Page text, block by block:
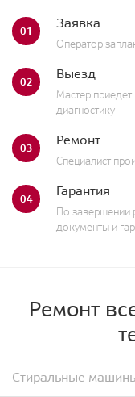
01 Заявка
Оператор
02 Выезд
Мастер
диагностику
03 Ремонт
Специалист
04 Гарантия
По завершении
документы и
Ремонт
Стиральные